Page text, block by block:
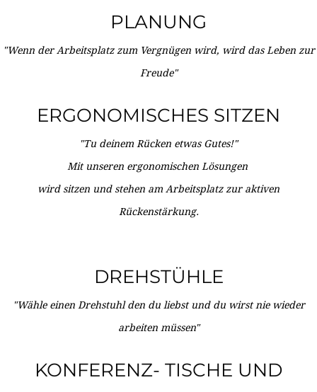
PLANUNG
"Wenn der Arbeitsplatz zum Vergnügen wird, wird das Leben zur
Freude"
ERGONOMISCHES SITZEN
"Tu deinem Rücken etwas Gutes!"
Mit unseren ergonomischen Lösungen
wird sitzen und stehen am Arbeitsplatz zur aktiven
Rückenstärkung.
DREHSTÜHLE
"Wähle einen Drehstuhl den du liebst und du wirst nie wieder
arbeiten müssen"
KONFERENZ- TISCHE UND